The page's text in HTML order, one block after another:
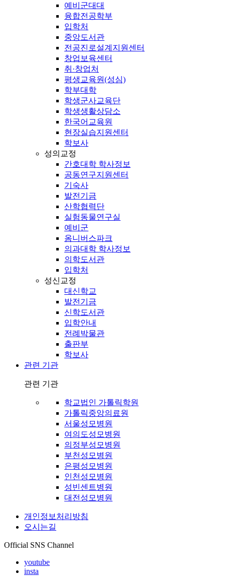
예비군대대
융합전공학부
입학처
중앙도서관
전공진로설계지원센터
창업보육센터
취·창업처
평생교육원(성심)
학부대학
학생군사교육단
학생생활상담소
한국어교육원
현장실습지원센터
학보사
성의교정
간호대학 학사정보
공동연구지원센터
기숙사
발전기금
산학협력단
실험동물연구실
예비군
옴니버스파크
의과대학 학사정보
의학도서관
입학처
성신교정
대신학교
발전기금
신학도서관
입학안내
전례박물관
출판부
학보사
관련 기관
관련 기관
학교법인 가톨릭학원
가톨릭중앙의료원
서울성모병원
여의도성모병원
의정부성모병원
부천성모병원
은평성모병원
인천성모병원
성빈센트병원
대전성모병원
개인정보처리방침
오시는길
Official SNS Channel
youtube
insta